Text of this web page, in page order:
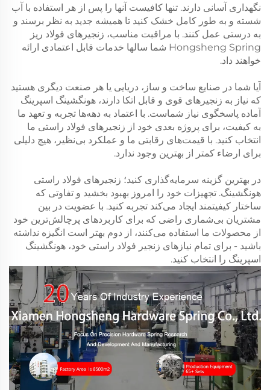
نگهداری آسانی دارند. تنها کافیست آنها را پس از هر استفاده با آب
شسته و به طور کامل خشک کنید تا همیشه جدید به نظر برسند و
به درستی عمل کنند. با مراقبت مناسب، زنجیرهای فولاد ریز
Hongsheng Spring شما سالها خدمات قابل اعتمادی ارائه
خواهند داد.
آیا شما در صنایع ساخت و ساز، دریایی یا هر صنعت دیگری هستید
که نیاز به زنجیرهای قوی و قابل اتکا دارند، هونگشینگ اسپرینگ
آماده پاسخگوی نیاز شماست. با اعتماد به دهه‌ها تجربه و تعهد ما
به کیفیت، برای پروژه بعدی خود از زنجیرهای فولاد راستی ما
انتخاب کنید. با قیمت‌های رقابتی ما و عملکرد بی‌نظیر، هیچ دلیلی
برای ارضاء کمتر از بهترین وجود ندارد.
در بهترین گزینه سرمایه‌گذاری کنید؛ زنجیرهای فولاد راستی
هونگشینگ. تجهیزات خود را امروز بهبود بخشید و تفاوتی که
ساختار کیفیتمند ایجاد می‌کند تجربه کنید. با عضویت در بین
مشتریان بی‌شماری راضی که برای کاربردهای پرچالش‌ترین خود
از محصولات ما استفاده می‌کنند، از دوم بهتر است انگیزه نداشته
باشید - برای تمام نیازهای زنجیر فولاد راستی خود، هونگشینگ
اسپرینگ را انتخاب کنید.